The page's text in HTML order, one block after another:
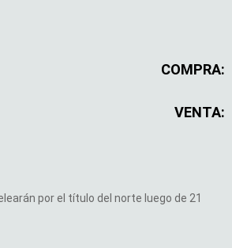
COMPRA:
VENTA:
por el título del norte luego de 21